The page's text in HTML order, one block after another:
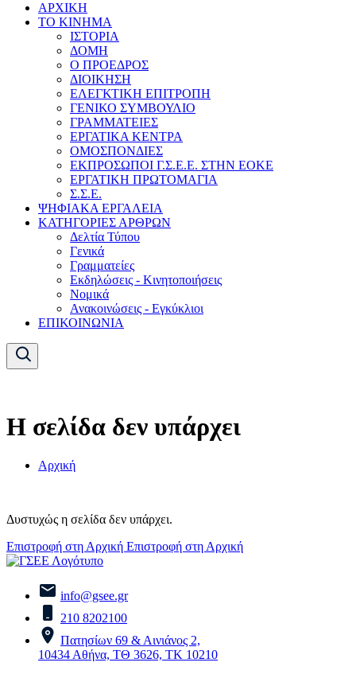
ΑΡΧΙΚΗ
ΤΟ ΚΙΝΗΜΑ
ΙΣΤΟΡΙΑ
ΔΟΜΗ
Ο ΠΡΟΕΔΡΟΣ
ΔΙΟΙΚΗΣΗ
ΕΛΕΓΚΤΙΚΗ ΕΠΙΤΡΟΠΗ
ΓΕΝΙΚΟ ΣΥΜΒΟΥΛΙΟ
ΓΡΑΜΜΑΤΕΙΕΣ
ΕΡΓΑΤΙΚΑ ΚΕΝΤΡΑ
ΟΜΟΣΠΟΝΔΙΕΣ
ΕΚΠΡΟΣΩΠΟΙ Γ.Σ.Ε.Ε. ΣΤΗΝ ΕΟΚΕ
ΕΡΓΑΤΙΚΗ ΠΡΩΤΟΜΑΓΙΑ
Σ.Σ.Ε.
ΨΗΦΙΑΚΑ ΕΡΓΑΛΕΙΑ
ΚΑΤΗΓΟΡΙΕΣ ΑΡΘΡΩΝ
Δελτία Τύπου
Γενικά
Γραμματείες
Εκδηλώσεις - Κινητοποιήσεις
Νομικά
Ανακοινώσεις - Εγκύκλιοι
ΕΠΙΚΟΙΝΩΝΙΑ
Η σελίδα δεν υπάρχει
Αρχική
Δυστυχώς η σελίδα δεν υπάρχει.
Επιστροφή στη Αρχική Επιστροφή στη Αρχική
info@gsee.gr
210 8202100
Πατησίων 69 & Αινιάνος 2,
10434 Αθήνα, ΤΘ 3626, ΤΚ 10210